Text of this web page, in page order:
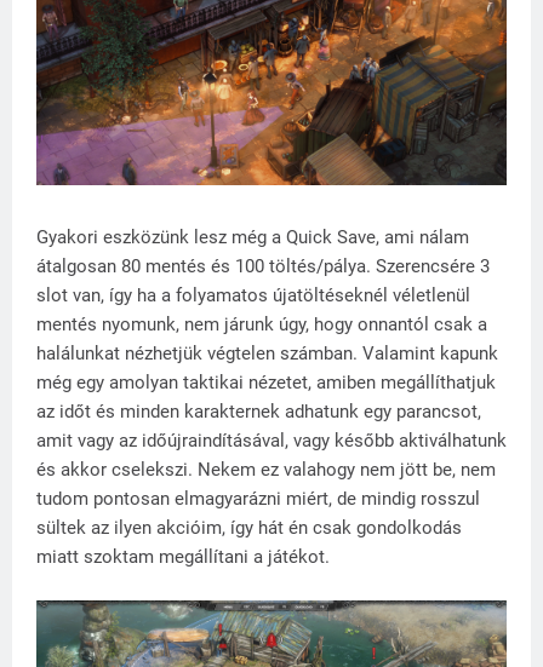
Gyakori eszközünk lesz még a Quick Save, ami nálam
átalgosan 80 mentés és 100 töltés/pálya. Szerencsére 3
slot van, így ha a folyamatos újatöltéseknél véletlenül
mentés nyomunk, nem járunk úgy, hogy onnantól csak a
halálunkat nézhetjük végtelen számban. Valamint kapunk
még egy amolyan taktikai nézetet, amiben megállíthatjuk
az időt és minden karakternek adhatunk egy parancsot,
amit vagy az időújraindításával, vagy később aktiválhatunk
és akkor cselekszi. Nekem ez valahogy nem jött be, nem
tudom pontosan elmagyarázni miért, de mindig rosszul
sültek az ilyen akcióim, így hát én csak gondolkodás
miatt szoktam megállítani a játékot.